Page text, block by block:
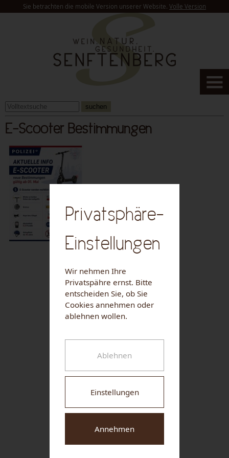
Sie betrachten die mobile Version unserer Website. Volle Version
suchen
E-Scooter Bestimmungen
NUHR MEDICAL CENTER
Gasthaus Braun
Weingut Familie Franz
PROIDL
Privatsphäre-
Einstellungen
Wir nehmen Ihre
Privatspähre ernst. Bitte
entscheiden Sie, ob Sie
Cookies annehmen oder
ablehnen wollen.
Ablehnen
Einstellungen
Annehmen